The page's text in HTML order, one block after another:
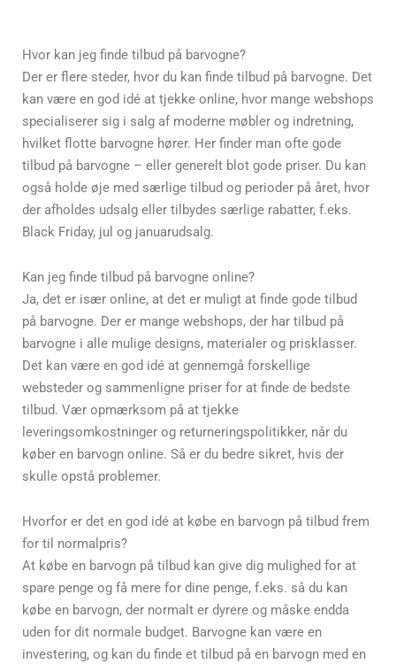
Hvor kan jeg finde tilbud på barvogne?
Der er flere steder, hvor du kan finde tilbud på barvogne. Det
kan være en god idé at tjekke online, hvor mange webshops
specialiserer sig i salg af moderne møbler og indretning,
hvilket flotte barvogne hører. Her finder man ofte gode
tilbud på barvogne – eller generelt blot gode priser. Du kan
også holde øje med særlige tilbud og perioder på året, hvor
der afholdes udsalg eller tilbydes særlige rabatter, f.eks.
Black Friday, jul og januarudsalg.
Kan jeg finde tilbud på barvogne online?
Ja, det er især online, at det er muligt at finde gode tilbud
på barvogne. Der er mange webshops, der har tilbud på
barvogne i alle mulige designs, materialer og prisklasser.
Det kan være en god idé at gennemgå forskellige
websteder og sammenligne priser for at finde de bedste
tilbud. Vær opmærksom på at tjekke
leveringsomkostninger og returneringspolitikker, når du
køber en barvogn online. Så er du bedre sikret, hvis der
skulle opstå problemer.
Hvorfor er det en god idé at købe en barvogn på tilbud frem
for til normalpris?
At købe en barvogn på tilbud kan give dig mulighed for at
spare penge og få mere for dine penge, f.eks. så du kan
købe en barvogn, der normalt er dyrere og måske endda
uden for dit normale budget. Barvogne kan være en
investering, og kan du finde et tilbud på en barvogn med en